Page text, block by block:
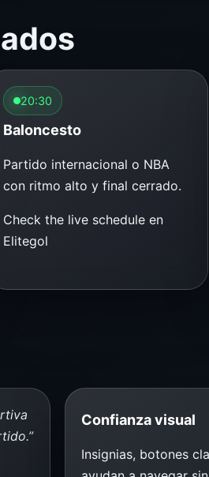
20:30
Baloncesto
Partido internacional o NBA
con ritmo alto y final cerrado.
Check the live schedule en
Elitegol
Confianza visual
Insignias, botones